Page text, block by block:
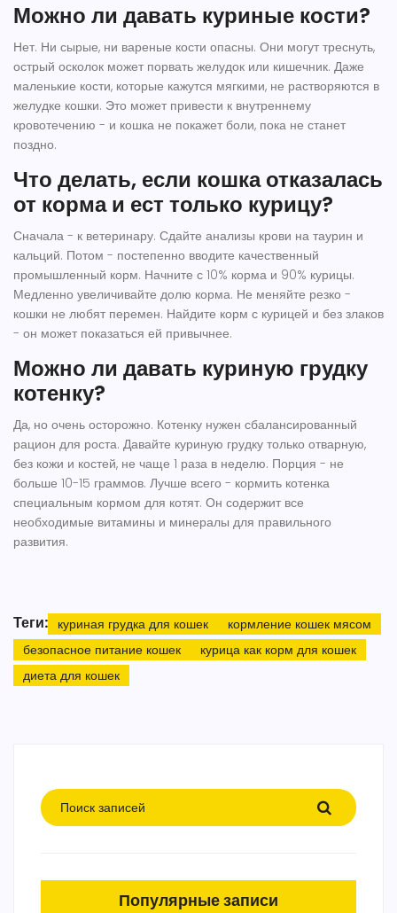
Можно ли давать куриные кости?
Нет. Ни сырые, ни вареные кости опасны. Они могут треснуть,
острый осколок может порвать желудок или кишечник. Даже
маленькие кости, которые кажутся мягкими, не растворяются в
желудке кошки. Это может привести к внутреннему
кровотечению - и кошка не покажет боли, пока не станет
поздно.
Что делать, если кошка отказалась
от корма и ест только курицу?
Сначала - к ветеринару. Сдайте анализы крови на таурин и
кальций. Потом - постепенно вводите качественный
промышленный корм. Начните с 10% корма и 90% курицы.
Медленно увеличивайте долю корма. Не меняйте резко -
кошки не любят перемен. Найдите корм с курицей и без злаков
- он может показаться ей привычнее.
Можно ли давать куриную грудку
котенку?
Да, но очень осторожно. Котенку нужен сбалансированный
рацион для роста. Давайте куриную грудку только отварную,
без кожи и костей, не чаще 1 раза в неделю. Порция - не
больше 10-15 граммов. Лучше всего - кормить котенка
специальным кормом для котят. Он содержит все
необходимые витамины и минералы для правильного
развития.
Теги: куриная грудка для кошек
кормление кошек мясом
безопасное питание кошек
курица как корм для кошек
диета для кошек
Популярные записи